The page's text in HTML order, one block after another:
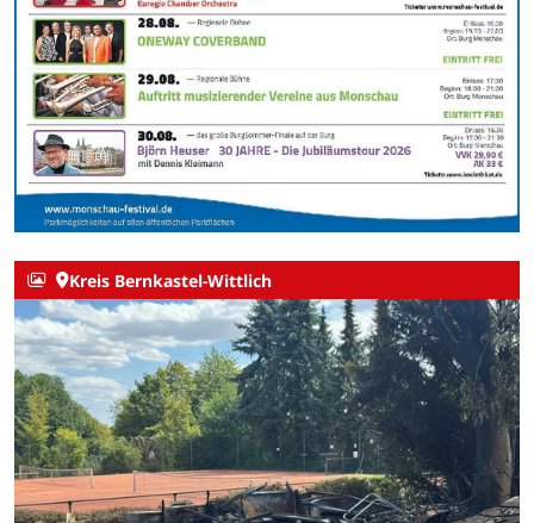
Kreis Bernkastel-Wittlich